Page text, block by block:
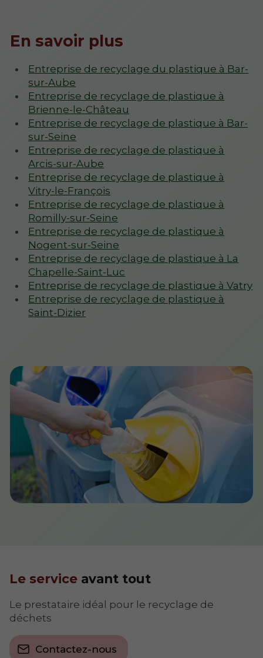
En savoir plus
Entreprise de recyclage du plastique à Bar-
sur-Aube
Entreprise de recyclage de plastique à
Brienne-le-Château
Entreprise de recyclage de plastique à Bar-
sur-Seine
Entreprise de recyclage de plastique à
Arcis-sur-Aube
Entreprise de recyclage de plastique à
Vitry-le-François
Entreprise de recyclage de plastique à
Romilly-sur-Seine
Entreprise de recyclage de plastique à
Nogent-sur-Seine
Entreprise de recyclage de plastique à La
Chapelle-Saint-Luc
Entreprise de recyclage de plastique à Vatry
Entreprise de recyclage de plastique à
Saint-Dizier
Le service avant tout
Le prestataire idéal pour le recyclage de
déchets
Contactez-nous